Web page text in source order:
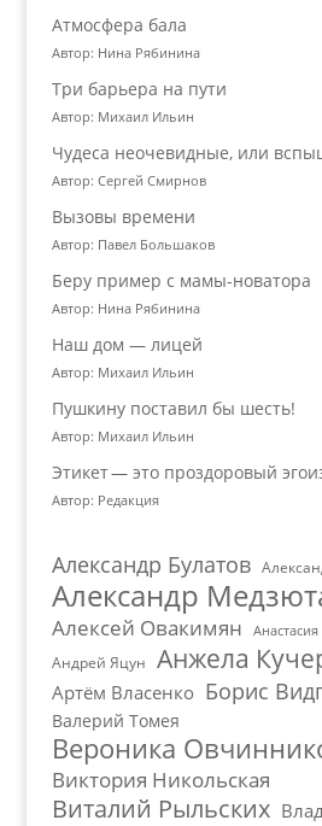
Атмосфера бала
Автор: Нина Рябинина
Три барьера на пути
Автор: Михаил Ильин
Чудеса неочевидные, или
Автор: Сергей Смирнов
Вызовы времени
Автор: Павел Большаков
Беру пример с мамы-новатора
Автор: Нина Рябинина
Наш дом — лицей
Автор: Михаил Ильин
Пушкину поставил бы шесть!
Автор: Михаил Ильин
Этикет — это проздоровый
Автор: Редакция
Александр Булатов
Александр
Алексей Овакимян
Андрей Яцун Анжела
Артём Власенко Борис
Валерий Томея
Вероника
Виктория Никольская
Виталий Рыльских